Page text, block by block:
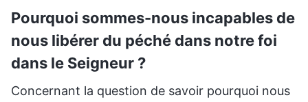
Pourquoi sommes-nous incapables de
nous libérer du péché dans notre foi
dans le Seigneur ?
Concernant la question de savoir pourquoi nous